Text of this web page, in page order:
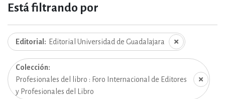
Está filtrando por
Editorial Editorial Universidad de Guadalajara
Colección
Profesionales del libro : Foro Internacional de Editores
y Profesionales del Libro